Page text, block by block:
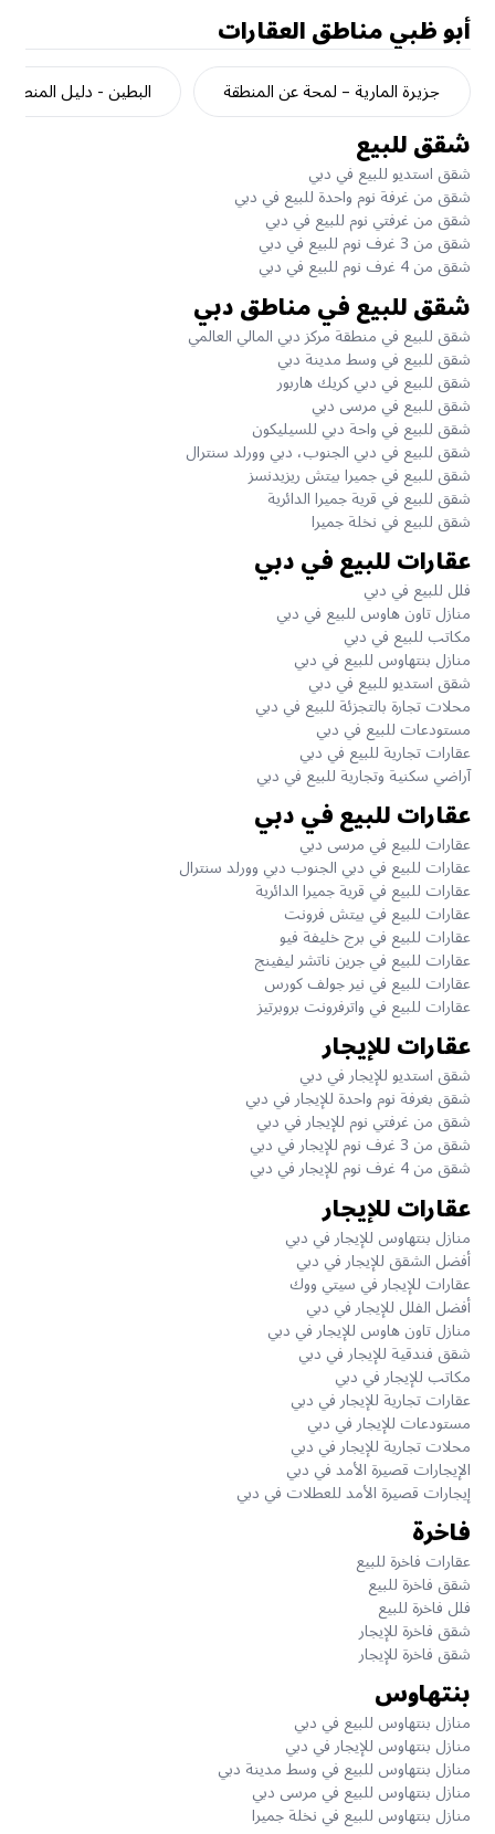
أبو ظبيمناطق العقارات
جزيرة المارية – لمحة عن المنطقة البطين - دليل المنطقة
شقق للبيع
شقق استديو للبيع في دبي
شقق من غرفة نوم واحدة للبيع في دبي
شقق من غرفتي نوم للبيع في دبي
شقق من 3 غرف نوم للبيع في دبي
شقق من 4 غرف نوم للبيع في دبي
شقق للبيع في مناطق دبي
شقق للبيع في منطقة مركز دبي المالي العالمي
شقق للبيع في وسط مدينة دبي
شقق للبيع في دبي كريك هاربور
شقق للبيع في مرسى دبي
شقق للبيع في واحة دبي للسيليكون
شقق للبيع في دبي الجنوب، دبي وورلد سنترال
شقق للبيع في جميرا بيتش ريزيدنسز
شقق للبيع في قرية جميرا الدائرية
شقق للبيع في نخلة جميرا
عقارات للبيع في دبي
فلل للبيع في دبي
منازل تاون هاوس للبيع في دبي
مكاتب للبيع في دبي
منازل بنتهاوس للبيع في دبي
شقق استديو للبيع في دبي
محلات تجارة بالتجزئة للبيع في دبي
مستودعات للبيع في دبي
عقارات تجارية للبيع في دبي
آراضي سكنية وتجارية للبيع في دبي
عقارات للبيع في دبي
عقارات للبيع في مرسى دبي
عقارات للبيع في دبي الجنوب دبي وورلد سنترال
عقارات للبيع في قرية جميرا الدائرية
عقارات للبيع في بيتش فرونت
عقارات للبيع في برج خليفة فيو
عقارات للبيع في جرين ناتشر ليفينج
عقارات للبيع في نير جولف كورس
عقارات للبيع في واترفرونت بروبرتيز
عقارات للإيجار
شقق استديو للإيجار في دبي
شقق بغرفة نوم واحدة للإيجار في دبي
شقق من غرفتي نوم للإيجار في دبي
شقق من 3 غرف نوم للإيجار في دبي
شقق من 4 غرف نوم للإيجار في دبي
عقارات للإيجار
منازل بنتهاوس للإيجار في دبي
أفضل الشقق للإيجار في دبي
عقارات للإيجار في سيتي ووك
أفضل الفلل للإيجار في دبي
منازل تاون هاوس للإيجار في دبي
شقق فندقية للإيجار في دبي
مكاتب للإيجار في دبي
عقارات تجارية للإيجار في دبي
مستودعات للإيجار في دبي
محلات تجارية للإيجار في دبي
الإيجارات قصيرة الأمد في دبي
إيجارات قصيرة الأمد للعطلات في دبي
فاخرة
عقارات فاخرة للبيع
شقق فاخرة للبيع
فلل فاخرة للبيع
شقق فاخرة للإيجار
شقق فاخرة للإيجار
بنتهاوس
منازل بنتهاوس للبيع في دبي
منازل بنتهاوس للإيجار في دبي
منازل بنتهاوس للبيع في وسط مدينة دبي
منازل بنتهاوس للبيع في مرسى دبي
منازل بنتهاوس للبيع في نخلة جميرا